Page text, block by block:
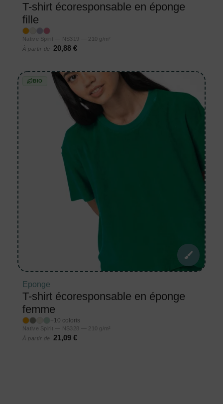
T-shirt écoresponsable en éponge
fille
Native Spirit — NS319 — 210 g/m²
À partir de
20,88 €
BIO
Eponge
T-shirt écoresponsable en éponge
femme
+10 coloris
Native Spirit — NS328 — 210 g/m²
À partir de
21,09 €